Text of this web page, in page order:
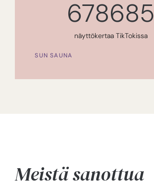
678685
näyttökertaa TikTokissa
SUN SAUNA
Meistä sanottua